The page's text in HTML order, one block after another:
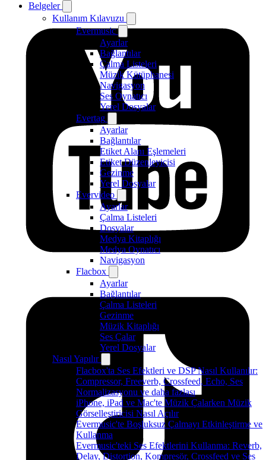
Belgeler
Kullanım Kılavuzu
Evermusic
Ayarlar
Bağlantılar
Çalma Listeleri
Müzik Kütüphanesi
Navigasyon
Ses Oynatıcı
Yerel Dosyalar
Evertag
Ayarlar
Bağlantılar
Etiket Alanı Eşlemeleri
Etiket Düzenleyicisi
Gezinme
Yerel Dosyalar
Evervideo
Ayarlar
Çalma Listeleri
Dosyalar
Medya Kitaplığı
Medya Oynatıcı
Navigasyon
Flacbox
Ayarlar
Bağlantılar
Çalma Listeleri
Gezinme
Müzik Kitaplığı
Ses Çalar
Yerel Dosyalar
Nasıl Yapılır
Flacbox'ta Ses Efektleri ve DSP Nasıl Kullanılır:
Compressor, Freeverb, Crossfeed, Echo, Ses
Normalizasyonu ve daha fazlası
iPhone, iPad ve Mac'te Müzik Çalarken Müzik
Görselleştiricisi Nasıl Açılır
Evermusic'te Boşluksuz Çalmayı Etkinleştirme ve
Kullanma
Evermusic'teki Ses Efektlerini Kullanma: Reverb,
Delay, Distortion, Kompresör, Crossfeed ve Ses